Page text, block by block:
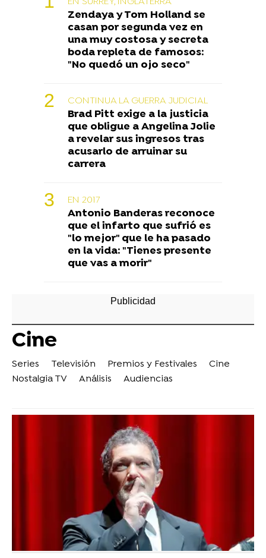
Zendaya y Tom Holland se
casan por segunda vez en
una muy costosa y secreta
boda repleta de famosos:
"No quedó un ojo seco"
CONTINUA LA GUERRA JUDICIAL
Brad Pitt exige a la justicia
que obligue a Angelina Jolie
a revelar sus ingresos tras
acusarlo de arruinar su
carrera
EN 2017
Antonio Banderas reconoce
que el infarto que sufrió es
"lo mejor" que le ha pasado
en la vida: "Tienes presente
que vas a morir"
Cine
Series Televisión Premios y Festivales
Cine
Nostalgia TV
Análisis Audiencias